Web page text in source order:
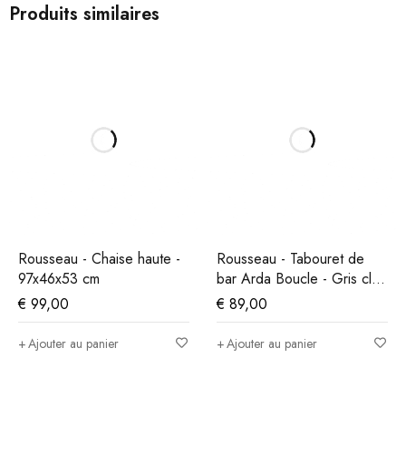
Produits similaires
Rousseau - Chaise haute -
97x46x53 cm
€ 99,00
Ajouter au panier
Rousseau - Tabouret de
bar Arda Boucle - Gris clair
- 86x49x46 cm
€ 89,00
Ajouter au panier